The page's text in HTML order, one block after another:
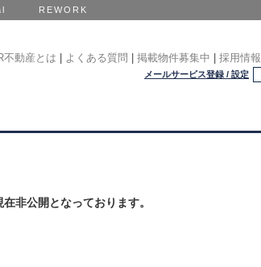
REWORK
不動産とは よくある質問 掲載物件募集中 採用情報
メールサービス登録 / 設定
非公開となっております。